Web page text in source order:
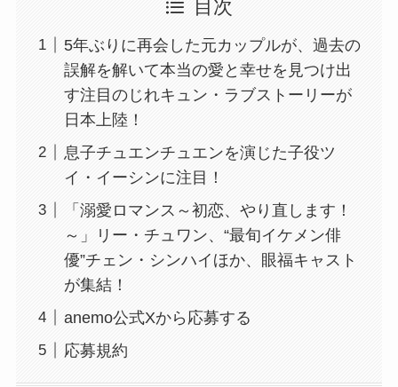
目次
5年ぶりに再会した元カップルが、過去の
誤解を解いて本当の愛と幸せを見つけ出
す注目のじれキュン・ラブストーリーが
日本上陸！
息子チュエンチュエンを演じた子役ツ
イ・イーシンに注目！
「溺愛ロマンス～初恋、やり直します！
～」リー・チュワン、“最旬イケメン俳
優”チェン・シンハイほか、眼福キャスト
が集結！
anemo公式Xから応募する
応募規約